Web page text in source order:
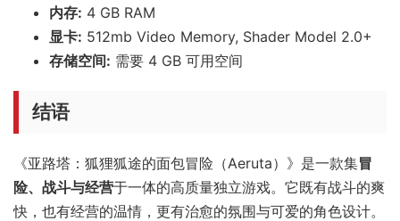
内存: 4 GB RAM
显卡: 512mb Video Memory, Shader Model 2.0+
存储空间: 需要 4 GB 可用空间
结语
《亚路塔：狐狸狐途的面包冒险（Aeruta）》是一款集冒
险、战斗与经营于一体的高质量独立游戏。它既有战斗的爽
快，也有经营的温情，更有治愈的氛围与可爱的角色设计。